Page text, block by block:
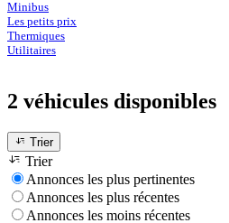
Minibus
Les petits prix
Thermiques
Utilitaires
2 véhicules disponibles
Trier
Trier
Annonces les plus pertinentes
Annonces les plus récentes
Annonces les moins récentes